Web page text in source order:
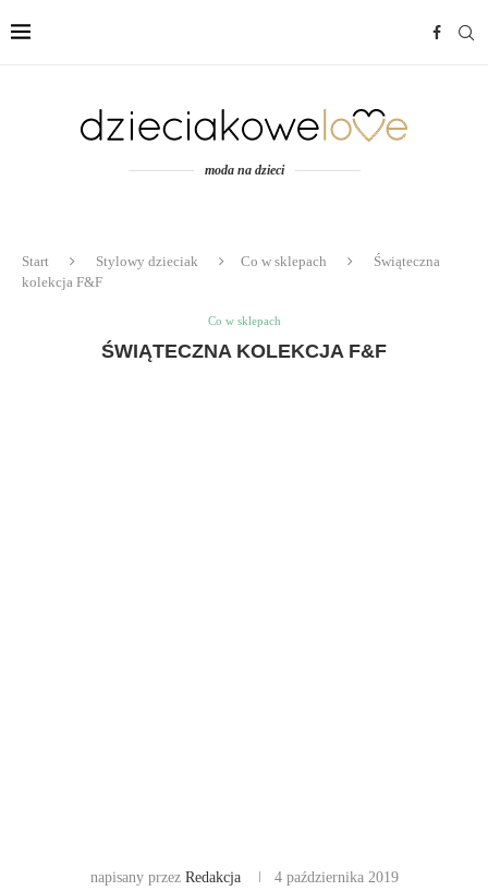
moda na dzieci
Start Stylowy dzieciak Co w sklepach
Świąteczna
kolekcja F&F
Co w sklepach
ŚWIĄTECZNA KOLEKCJA F&F
napisany przez Redakcja 4 października 2019